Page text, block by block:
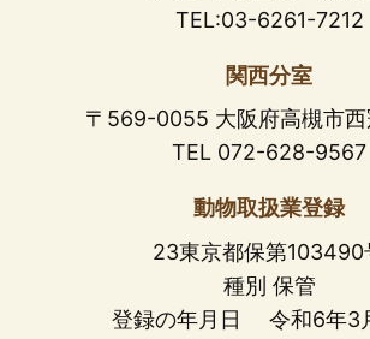
TEL:03-6261-7212
関西分室
〒569-0055 大阪府高槻市
TEL 072-628-9567
動物取扱業登録
23東京都保第103490
種別 保管
登録の年月日 令和6年3